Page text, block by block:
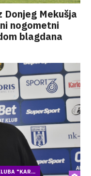
Mekušja
nogometni
blagdana
"KAR...